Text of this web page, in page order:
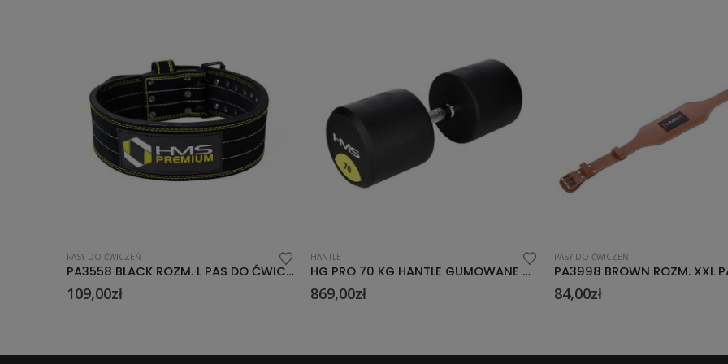
PASY DO ĆWICZEŃ
PA3558 BLACK ROZM. L PAS DO ĆWICZEŃ SIŁOWYCH HMS PREMIUM
109,00zł
HANTLE
HG PRO 70 KG HANTLE GUMOWANE HMS
869,00zł
PASY DO ĆWICZEŃ
84,00zł